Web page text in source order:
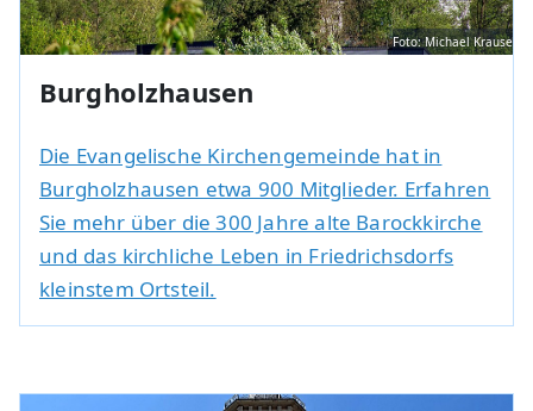
Foto: Michael Krause
Burgholzhausen
Die Evangelische Kirchengemeinde hat in
Burgholzhausen etwa 900 Mitglieder. Erfahren
Sie mehr über die 300 Jahre alte Barockkirche
und das kirchliche Leben in Friedrichsdorfs
kleinstem Ortsteil.